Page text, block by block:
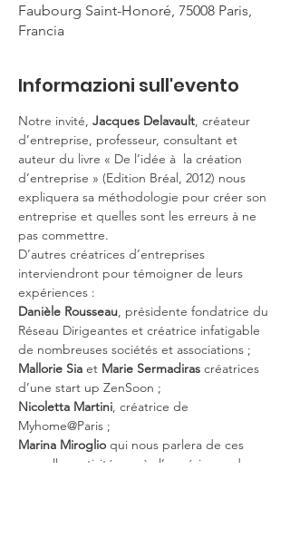
Faubourg Saint-Honoré, 75008 Paris,
Francia
Informazioni sull'evento
Notre invité, Jacques Delavault, créateur
d’entreprise, professeur, consultant et
auteur du livre « De l’idée à  la création
d’entreprise » (Edition Bréal, 2012) nous
expliquera sa méthodologie pour créer son
entreprise et quelles sont les erreurs à ne
pas commettre.
D’autres créatrices d’entreprises
interviendront pour témoigner de leurs
expériences :
Danièle Rousseau, présidente fondatrice du
Réseau Dirigeantes et créatrice infatigable
de nombreuses sociétés et associations ;
Mallorie Sia et Marie Sermadiras créatrices
d’une start up ZenSoon ;
Nicoletta Martini, créatrice de
Myhome@Paris ;
Marina Miroglio qui nous parlera de ces
nouvelles activités après l’expérience du